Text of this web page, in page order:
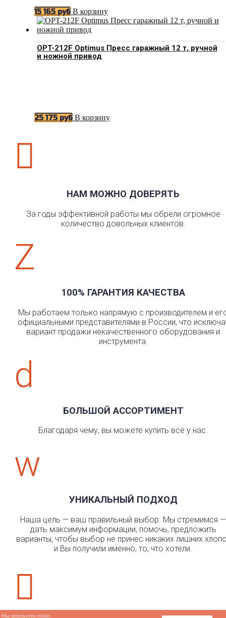
Мы используем cookie.
15 165 руб В корзину
OPT-212F Optimus Пресс гаражный 12 т, ручной
и ножной привод
25 175 руб В корзину

НАМ МОЖНО ДОВЕРЯТЬ
За годы эффективной работы мы обрели огромное
количество довольных клиентов.
Z
100% ГАРАНТИЯ КАЧЕСТВА
Мы работаем только напрямую с производителем и
официальными представителями в России, что
вариант продажи некачественного оборудования и
инструмента.
d
БОЛЬШОЙ АССОРТИМЕНТ
Благодаря чему, вы можете купить всё у нас.
w
УНИКАЛЬНЫЙ ПОДХОД
Наша цель — ваш правильный выбор. Мы стремимся —
дать максимум информации, помочь, предложить
варианты, чтобы выбор не принес никаких лишних
и Вы получили именно, то, что хотели.
